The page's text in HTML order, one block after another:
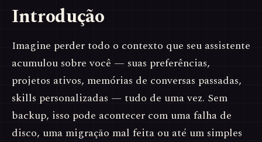
Introdução
Imagine perder todo o contexto que seu assistente
acumulou sobre você — suas preferências,
projetos ativos, memórias de conversas passadas,
skills personalizadas — tudo de uma vez. Sem
backup, isso pode acontecer com uma falha de
disco, uma migração mal feita ou até um simples